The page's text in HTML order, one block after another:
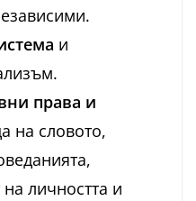
и
права и
на словото,
личността и